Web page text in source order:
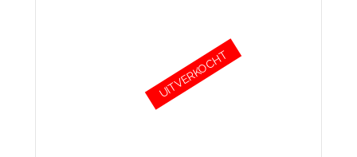
UITVERKOCHT